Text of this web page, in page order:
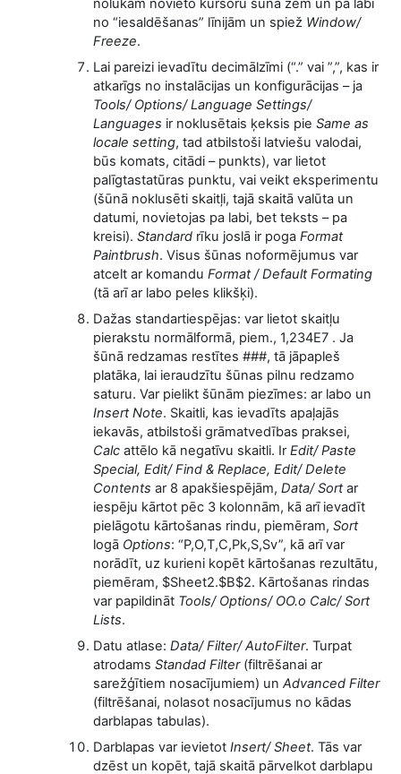
nolūkam novieto kursoru šūnā zem un pa labi
no “iesaldēšanas” līnijām un spiež Window/
Freeze.
Lai pareizi ievadītu decimālzīmi (“.” vai ”,”, kas ir
atkarīgs no instalācijas un konfigurācijas – ja
Tools/ Options/ Language Settings/
Languages ir noklusētais ķeksis pie Same as
locale setting, tad atbilstoši latviešu valodai,
būs komats, citādi – punkts), var lietot
palīgtastatūras punktu, vai veikt eksperimentu
(šūnā noklusēti skaitļi, tajā skaitā valūta un
datumi, novietojas pa labi, bet teksts – pa
kreisi). Standard rīku joslā ir poga Format
Paintbrush. Visus šūnas noformējumus var
atcelt ar komandu Format / Default Formating
(tā arī ar labo peles klikšķi).
Dažas standartiespējas: var lietot skaitļu
pierakstu normālformā, piem., 1,234E7 . Ja
šūnā redzamas restītes ###, tā jāpapleš
platāka, lai ieraudzītu šūnas pilnu redzamo
saturu. Var pielikt šūnām piezīmes: ar labo un
Insert Note. Skaitli, kas ievadīts apaļajās
iekavās, atbilstoši grāmatvedības praksei,
Calc attēlo kā negatīvu skaitli. IrEdit/ Paste
Special, Edit/ Find & Replace, Edit/ Delete
Contents ar 8 apakšiespējām, Data/ Sortar
iespēju kārtot pēc 3 kolonnām, kā arī ievadīt
pielāgotu kārtošanas rindu, piemēram, Sort
logā Options: “P,O,T,C,Pk,S,Sv”, kā arī var
norādīt, uz kurieni kopēt kārtošanas rezultātu,
piemēram, $Sheet2.$B$2. Kārtošanas rindas
var papildināt Tools/ Options/ OO.o Calc/ Sort
Lists.
Datu atlase: Data/ Filter/ AutoFilter. Turpat
atrodams Standad Filter(filtrēšanai ar
sarežģītiem nosacījumiem) un Advanced Filter
(filtrēšanai, nolasot nosacījumus no kādas
darblapas tabulas).
Darblapas var ievietot Insert/ Sheet. Tās var
dzēst un kopēt, tajā skaitā pārvelkot darblapu